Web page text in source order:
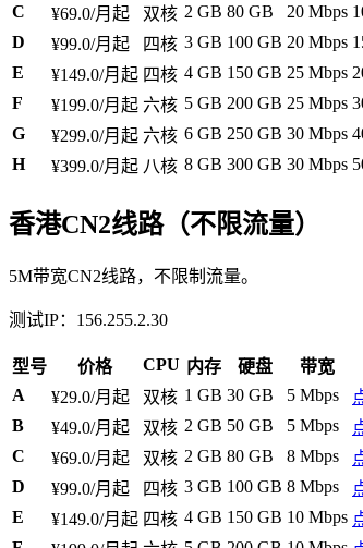
C
¥69.0/月起 双核 2 GB 80 GB 20 Mbps
D
¥99.0/月起 四核 3 GB 100 GB 20 Mbps
E
¥149.0/月起 四核 4 GB 150 GB 25 Mbps
F
¥199.0/月起 六核 5 GB 200 GB 25 Mbps
G
¥299.0/月起 六核 6 GB 250 GB 30 Mbps
H
¥399.0/月起 八核 8 GB 300 GB 30 Mbps
香港CN2线路（不限流量）
5M带宽CN2线路，不限制流量。
测试IP：156.255.2.30
型号 价格 CPU 内存 硬盘 带宽
A
¥29.0/月起 双核 1 GB 30 GB 5 Mbps
B
¥49.0/月起 双核 2 GB 50 GB 5 Mbps
C
¥69.0/月起 双核 2 GB 80 GB 8 Mbps
D
¥99.0/月起 四核 3 GB 100 GB 8 Mbps
E
¥149.0/月起 四核 4 GB 150 GB 10 Mbps